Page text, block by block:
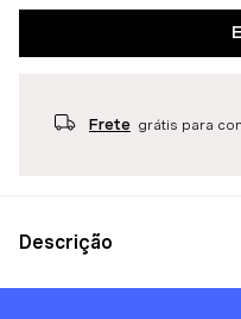
Frete grátis para
Descrição